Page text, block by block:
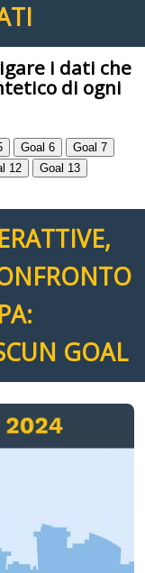
i dati che
di ogni
Goal 6
Goal 7
12
Goal 13
GOAL